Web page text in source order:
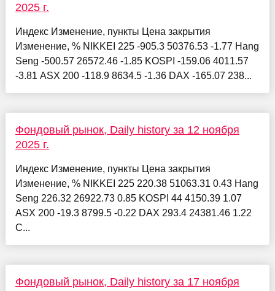
2025 г.
Индекс Изменение, пункты Цена закрытия
Изменение, % NIKKEI 225 -905.3 50376.53 -1.77 Hang
Seng -500.57 26572.46 -1.85 KOSPI -159.06 4011.57
-3.81 ASX 200 -118.9 8634.5 -1.36 DAX -165.07 238...
Фондовый рынок, Daily history за 12 ноября
2025 г.
Индекс Изменение, пункты Цена закрытия
Изменение, % NIKKEI 225 220.38 51063.31 0.43 Hang
Seng 226.32 26922.73 0.85 KOSPI 44 4150.39 1.07
ASX 200 -19.3 8799.5 -0.22 DAX 293.4 24381.46 1.22
C...
Фондовый рынок, Daily history за 17 ноября